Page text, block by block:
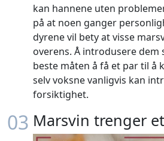
kan hannene uten
på at noen ganger
dyrene vil bety at visse
overens. Å introdusere dem
beste måten å få et par til å
selv voksne vanligvis kan
forsiktighet.
03 Marsvin trenger